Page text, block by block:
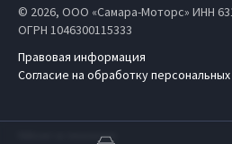
© 2026, ООО «Самара-Моторс» ИНН
ОГРН 1046300115333
Правовая информация
Согласие на обработку
Работает на технологиях